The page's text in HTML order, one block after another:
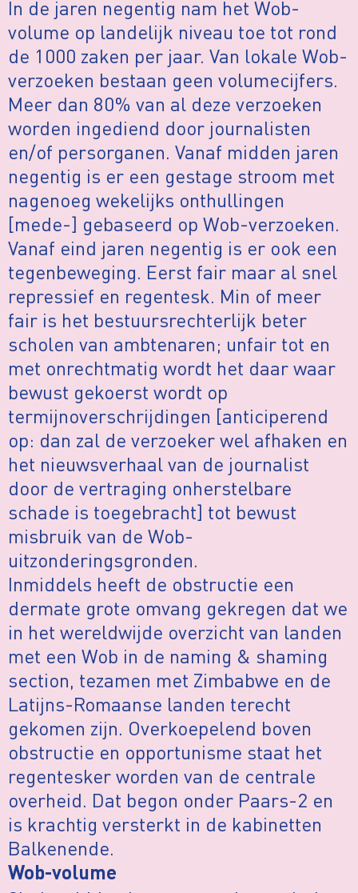
In de jaren negentig nam het Wob-
volume op landelijk niveau toe tot rond
de 1000 zaken per jaar. Van lokale Wob-
verzoeken bestaan geen volumecijfers.
Meer dan 80% van al deze verzoeken
worden ingediend door journalisten
en/of persorganen. Vanaf midden jaren
negentig is er een gestage stroom met
nagenoeg wekelijks onthullingen
[mede-] gebaseerd op Wob-verzoeken.
Vanaf eind jaren negentig is er ook een
tegenbeweging. Eerst fair maar al snel
repressief en regentesk. Min of meer
fair is het bestuursrechterlijk beter
scholen van ambtenaren; unfair tot en
met onrechtmatig wordt het daar waar
bewust gekoerst wordt op
termijnoverschrijdingen [anticiperend
op: dan zal de verzoeker wel afhaken en
het nieuwsverhaal van de journalist
door de vertraging onherstelbare
schade is toegebracht] tot bewust
misbruik van de Wob-
uitzonderingsgronden.
Inmiddels heeft de obstructie een
dermate grote omvang gekregen dat we
in het wereldwijde overzicht van landen
met een Wob in de naming & shaming
section, tezamen met Zimbabwe en de
Latijns-Romaanse landen terecht
gekomen zijn. Overkoepelend boven
obstructie en opportunisme staat het
regentesker worden van de centrale
overheid. Dat begon onder Paars-2 en
is krachtig versterkt in de kabinetten
Balkenende.
Wob-volume